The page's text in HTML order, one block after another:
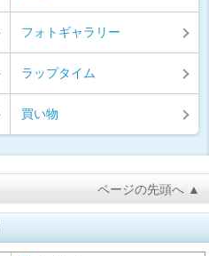
フォトギャラリー
ラップタイム
買い物
ページの先頭へ ▲